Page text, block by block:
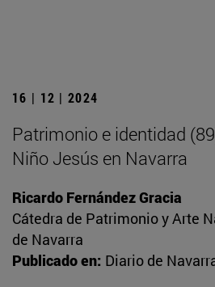
16 | 12 | 2024
Patrimonio e identidad
Niño Jesús en Navarra
Ricardo Fernández Gracia
Cátedra de Patrimonio y Arte
de Navarra
Publicado en: Diario de